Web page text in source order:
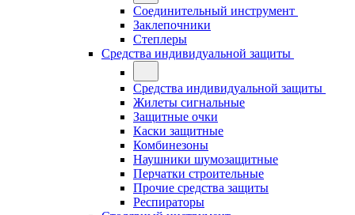
Соединительный инструмент
Заклепочники
Степлеры
Средства индивидуальной защиты
Средства индивидуальной защиты
Жилеты сигнальные
Защитные очки
Каски защитные
Комбинезоны
Наушники шумозащитные
Перчатки строительные
Прочие средства защиты
Респираторы